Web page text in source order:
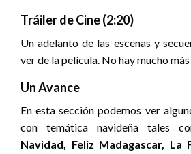
Tráiler de Cine (2:20)
Un adelanto de las escenas y
ver de la película. No hay mucho
Un Avance
En esta sección podemos ver
con temática navideña tales
Navidad, Feliz Madagascar, La